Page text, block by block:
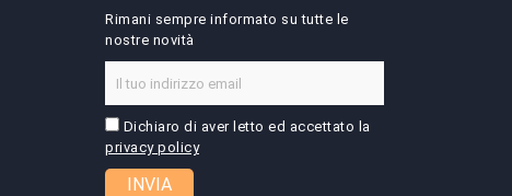
Rimani sempre informato su tutte le
nostre novità
Dichiaro di aver letto ed accettato la
privacy policy
INVIA